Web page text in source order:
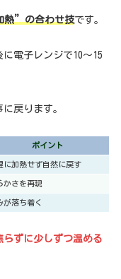
熱”の合わせ技です。
電子レンジで10〜15
戻ります。
ポイント
に加熱せず自然に戻す
かさを再現
が落ち着く
ずに少しずつ温める